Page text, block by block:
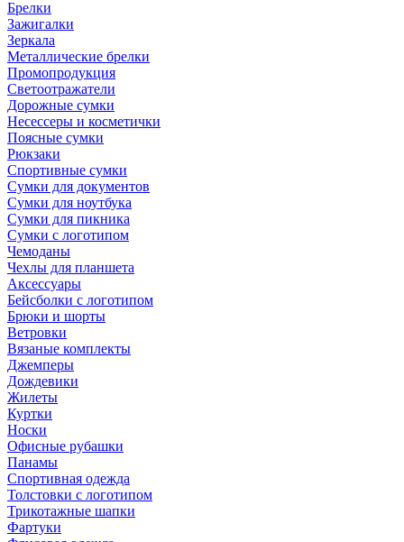
Брелки
Зажигалки
Зеркала
Металлические брелки
Промопродукция
Светоотражатели
Дорожные сумки
Несессеры и косметички
Поясные сумки
Рюкзаки
Спортивные сумки
Сумки для документов
Сумки для ноутбука
Сумки для пикника
Сумки с логотипом
Чемоданы
Чехлы для планшета
Аксессуары
Бейсболки с логотипом
Брюки и шорты
Ветровки
Вязаные комплекты
Джемперы
Дождевики
Жилеты
Куртки
Носки
Офисные рубашки
Панамы
Спортивная одежда
Толстовки с логотипом
Трикотажные шапки
Фартуки